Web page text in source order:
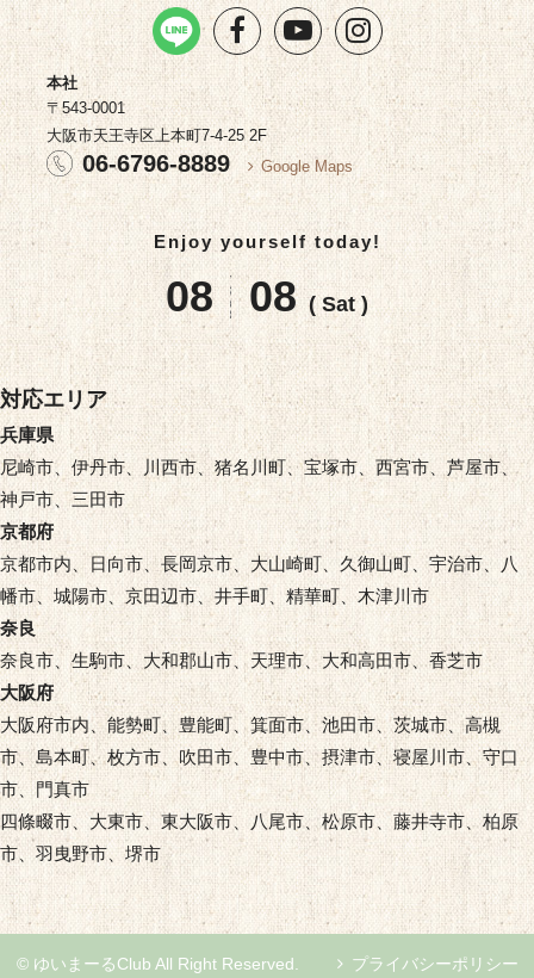
本社
〒543-0001
大阪市天王寺区上本町7-4-25 2F
06-6796-8889 Google Maps
Enjoy yourself today!
08 08 ( Sat )
対応エリア
兵庫県
尼崎市、伊丹市、川西市、猪名川町、宝塚市、西宮市、芦屋市、
神戸市、三田市
京都府
京都市内、日向市、長岡京市、大山崎町、久御山町、宇治市、八
幡市、城陽市、京田辺市、井手町、精華町、木津川市
奈良
奈良市、生駒市、大和郡山市、天理市、大和高田市、香芝市
大阪府
大阪府市内、能勢町、豊能町、箕面市、池田市、茨城市、高槻
市、島本町、枚方市、吹田市、豊中市、摂津市、寝屋川市、守口
市、門真市
四條畷市、大東市、東大阪市、八尾市、松原市、藤井寺市、柏原
市、羽曳野市、堺市
© ゆいまーるClub All Right Reserved. プライバシーポリシー